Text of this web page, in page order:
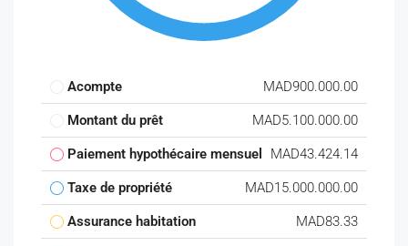
Acompte MAD900.000.00
Montant du prêt MAD5.100.000.00
Paiement hypothécaire mensuel MAD43.424.14
Taxe de propriété MAD15.000.000.00
Assurance habitation MAD83.33